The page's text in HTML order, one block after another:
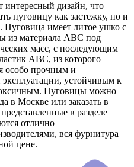
интересный дизайн, что
пуговицу как застежку, но и
Пуговица имеет литое ушко с
из материала АВС под
масс, с последующим
АВС, из которого
особо прочным и
устойчивым к
Пуговицы можно
в Москве или заказать в
в разделе
отлично
вся фурнитура
цене.